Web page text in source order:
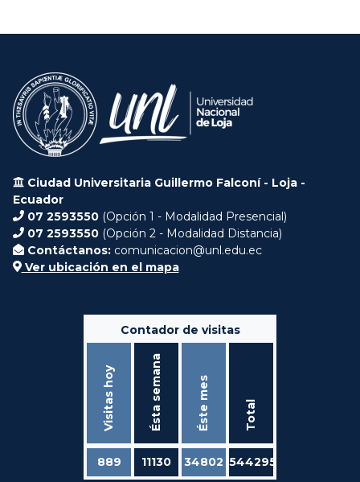
Ciudad Universitaria Guillermo Falconí - Loja -
Ecuador
07 2593550 (Opción 1 - Modalidad Presencial)
07 2593550 (Opción 2 - Modalidad Distancia)
Contáctanos: comunicacion@unl.edu.ec
Ver ubicación en el mapa
Contador de visitas
Visitas hoy Ésta semana Éste mes Total
889 11130 34802 544295